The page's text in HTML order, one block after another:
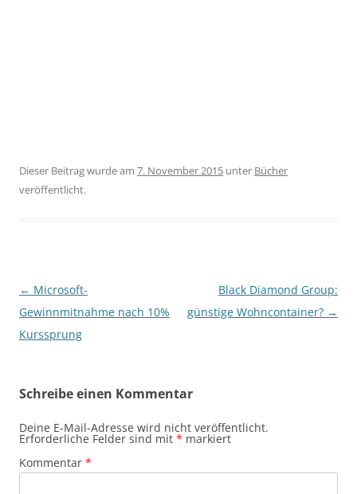
Dieser Beitrag wurde am 7. November 2015 unter Bücher
veröffentlicht.
Beitragsnavigation
← Microsoft-
Gewinnmitnahme nach 10%
Kurssprung
Black Diamond Group:
günstige Wohncontainer? →
Schreibe einen Kommentar
Deine E-Mail-Adresse wird nicht veröffentlicht.
Erforderliche Felder sind mit * markiert
Kommentar *